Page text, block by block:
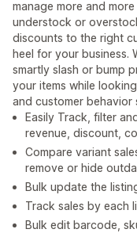
manage more and
understock or
discounts to the right
heel for your business.
smartly slash or bump
your items while
and customer behavior
Easily Track, filter
revenue, discount,
Compare variant
remove or hide
Bulk update the
Track sales by each
Bulk edit barcode,